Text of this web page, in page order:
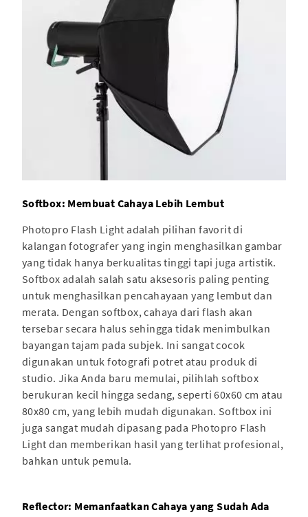
Softbox: Membuat Cahaya Lebih Lembut
Photopro Flash Light adalah pilihan favorit di
kalangan fotografer yang ingin menghasilkan gambar
yang tidak hanya berkualitas tinggi tapi juga artistik.
Softbox adalah salah satu aksesoris paling penting
untuk menghasilkan pencahayaan yang lembut dan
merata. Dengan softbox, cahaya dari flash akan
tersebar secara halus sehingga tidak menimbulkan
bayangan tajam pada subjek. Ini sangat cocok
digunakan untuk fotografi potret atau produk di
studio. Jika Anda baru memulai, pilihlah softbox
berukuran kecil hingga sedang, seperti 60x60 cm atau
80x80 cm, yang lebih mudah digunakan. Softbox ini
juga sangat mudah dipasang pada Photopro Flash
Light dan memberikan hasil yang terlihat profesional,
bahkan untuk pemula.
Reflector: Memanfaatkan Cahaya yang Sudah Ada